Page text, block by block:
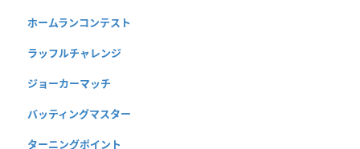
ホームランコンテスト
ラッフルチャレンジ
ジョーカーマッチ
バッティングマスター
ターニングポイント